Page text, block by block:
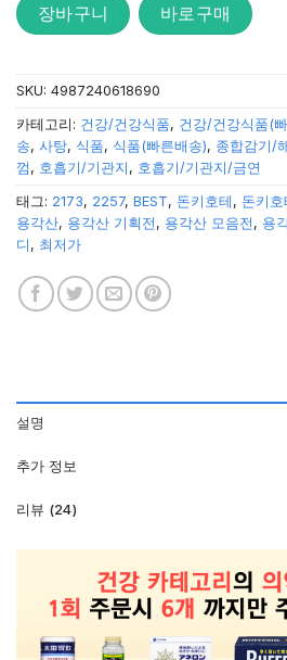
장바구니 바로구매
SKU: 4987240618690
카테고리: 건강/건강식품, 건강/건강식품(
송, 사탕, 식품, 식품(빠른배송), 종합감기/
껌 , 호흡기/기관지 , 호흡기/기관지/금연
태그: 2173, 2257, BEST, 돈키호테 , 돈키
용각산, 용각산 기획전 , 용각산 모음전 , 용
디 , 최저가
설명
추가 정보
리뷰 (24)